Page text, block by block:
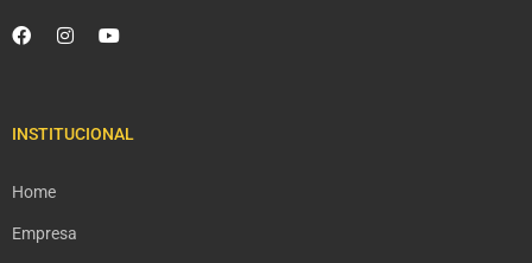
INSTITUCIONAL
Home
Empresa